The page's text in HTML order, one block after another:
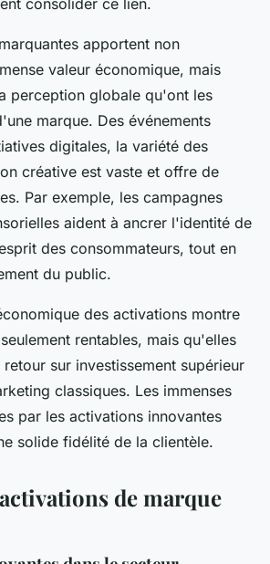
consolider ce lien.
apportent non
valeur économique, mais
perception globale qu'ont les
marque. Des événements
digitales, la variété des
créative est vaste et offre de
Par exemple, les campagnes
aident à ancrer l'identité de
des consommateurs, tout en
du public.
des activations montre
rentables, mais qu'elles
sur investissement supérieur
classiques. Les immenses
par les activations innovantes
solide fidélité de la clientèle.
de marque